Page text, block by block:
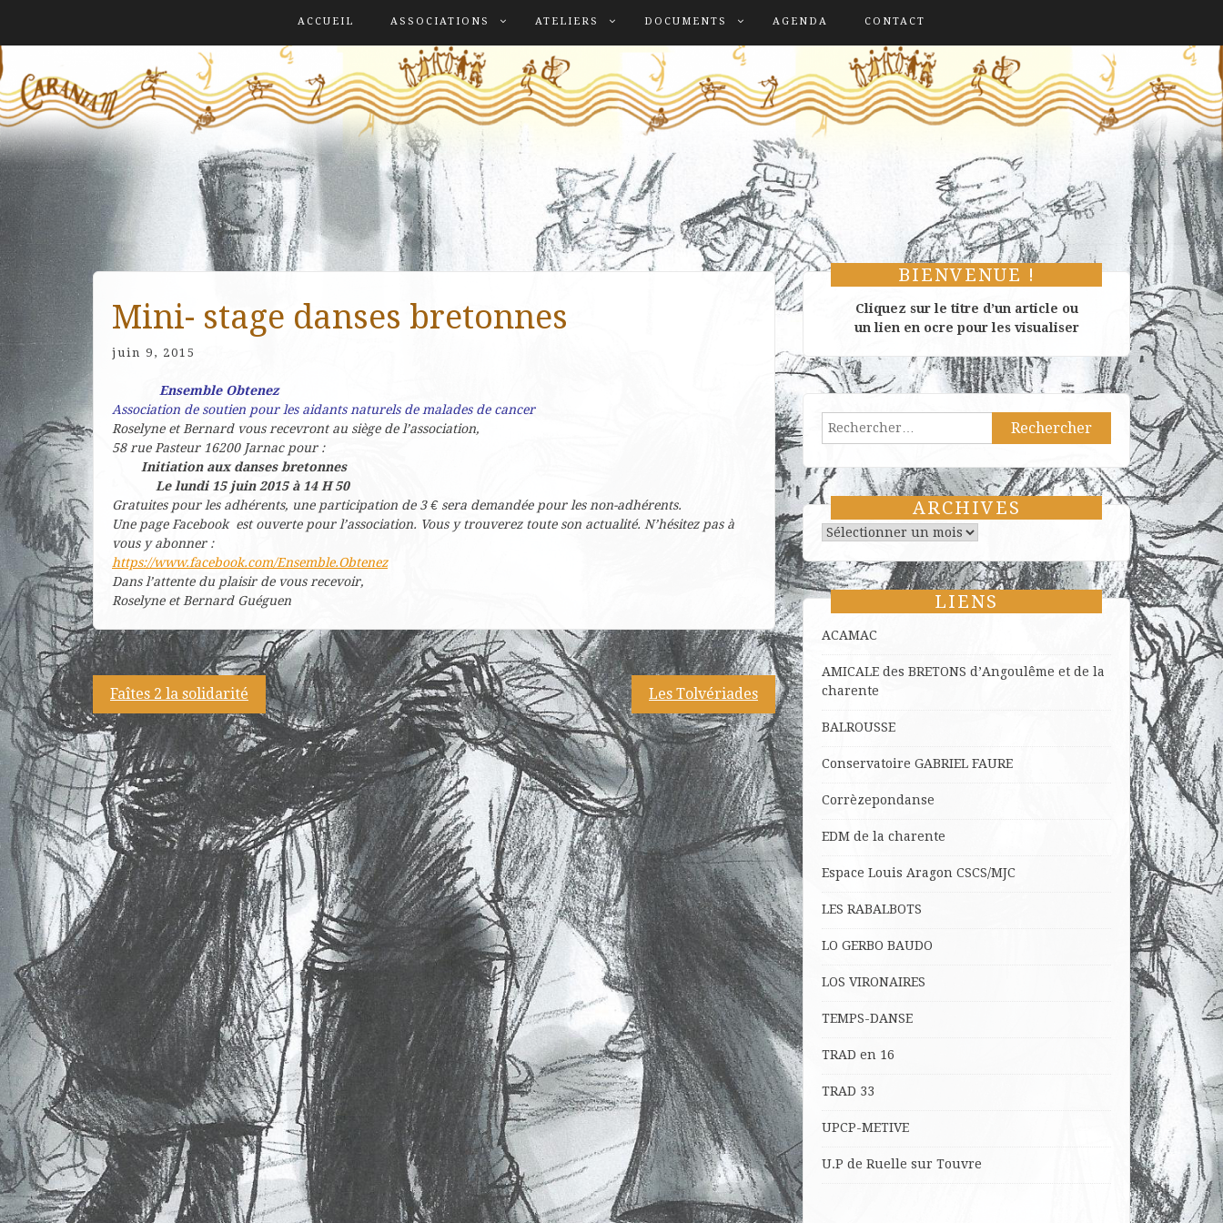
ACCUEIL ASSOCIATIONS ATELIERS DOCUMENTS AGENDA CONTACT
Mini- stage danses bretonnes
juin 9, 2015
Ensemble Obtenez
Association de soutien pour les aidants naturels de malades de cancer
Roselyne et Bernard vous recevront au siège de l’association,
58 rue Pasteur 16200 Jarnac pour :
Initiation aux danses bretonnes
Le lundi 15 juin 2015 à 14 H 50
Gratuites pour les adhérents, une participation de 3 € sera demandée pour les non-adhérents.
Une page Facebook est ouverte pour l’association. Vous y trouverez toute son actualité. N’hésitez pas à
vous y abonner :
https://www.facebook.com/Ensemble.Obtenez
Dans l’attente du plaisir de vous recevoir,
Roselyne et Bernard Guéguen
Navigation
de
l’article
Faîtes 2 la solidarité Les Tolvériades
BIENVENUE !
Cliquez sur le titre d’un article ou
un lien en ocre pour les visualiser
Rechercher :
ARCHIVES
Archives
LIENS
ACAMAC
AMICALE des BRETONS d’Angoulême et de la
charente
BALROUSSE
Conservatoire GABRIEL FAURE
Corrèzepondanse
EDM de la charente
Espace Louis Aragon CSCS/MJC
LES RABALBOTS
LO GERBO BAUDO
LOS VIRONAIRES
TEMPS-DANSE
TRAD en 16
TRAD 33
UPCP-METIVE
U.P de Ruelle sur Touvre